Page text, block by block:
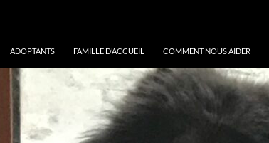
ADOPTANTS FAMILLE D’ACCUEIL COMMENT NOUS AIDER